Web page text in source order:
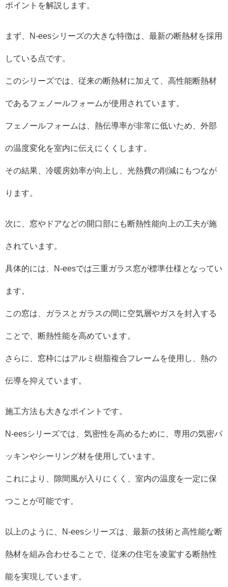
ポイントを解説します。
まず、N-eesシリーズの大きな特徴は、最新の断熱材を採用
している点です。
このシリーズでは、従来の断熱材に加えて、高性能断熱材
であるフェノールフォームが使用されています。
フェノールフォームは、熱伝導率が非常に低いため、外部
の温度変化を室内に伝えにくくします。
その結果、冷暖房効率が向上し、光熱費の削減にもつなが
ります。
次に、窓やドアなどの開口部にも断熱性能向上の工夫が施
されています。
具体的には、N-eesでは三重ガラス窓が標準仕様となってい
ます。
この窓は、ガラスとガラスの間に空気層やガスを封入する
ことで、断熱性能を高めています。
さらに、窓枠にはアルミ樹脂複合フレームを使用し、熱の
伝導を抑えています。
施工方法も大きなポイントです。
N-eesシリーズでは、気密性を高めるために、専用の気密パ
ッキンやシーリング材を使用しています。
これにより、隙間風が入りにくく、室内の温度を一定に保
つことが可能です。
以上のように、N-eesシリーズは、最新の技術と高性能な断
熱材を組み合わせることで、従来の住宅を凌駕する断熱性
能を実現しています。